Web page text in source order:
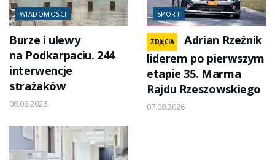
WIADOMOŚCI
Burze i ulewy
na Podkarpaciu. 244
interwencje
strażaków
08.08.2026
SPORT
ZDJĘCIA
Adrian Rzeźnik
liderem po pierwszym
etapie 35. Marma
Rajdu Rzeszowskiego
07.08.2026